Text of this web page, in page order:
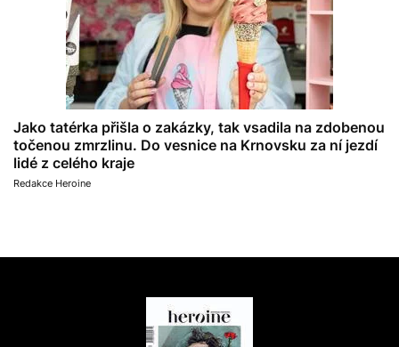
Jako tatérka přišla o zakázky, tak vsadila na zdobenou
točenou zmrzlinu. Do vesnice na Krnovsku za ní jezdí
lidé z celého kraje
Redakce Heroine